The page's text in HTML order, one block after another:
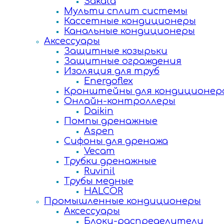
Мульти сплит системы
Кассетные кондиционеры
Канальные кондиционеры
Аксессуары
Защитные козырьки
Защитные ограждения
Изоляция для труб
Energoflex
Кронштейны для
Онлайн-контроллеры
Daikin
Помпы дренажные
Aspen
Сифоны для дренажа
Vecam
Трубки дренажные
Ruvinil
Трубы медные
HALCOR
Промышленные кондиционеры
Аксессуары
Блоки-распределители